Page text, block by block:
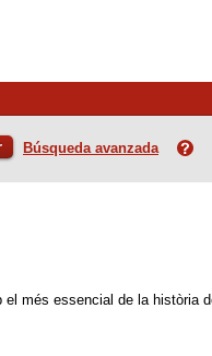
Búsqueda avanzada
més essencial de la història